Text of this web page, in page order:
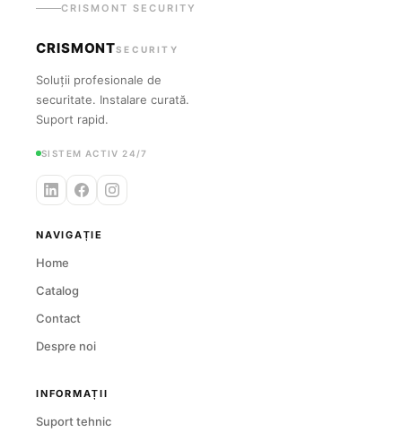
CRISMONT SECURITY
CRISMONTSECURITY
Soluții profesionale de
securitate. Instalare curată.
Suport rapid.
SISTEM ACTIV 24/7
NAVIGAȚIE
Home
Catalog
Contact
Despre noi
INFORMAȚII
Suport tehnic